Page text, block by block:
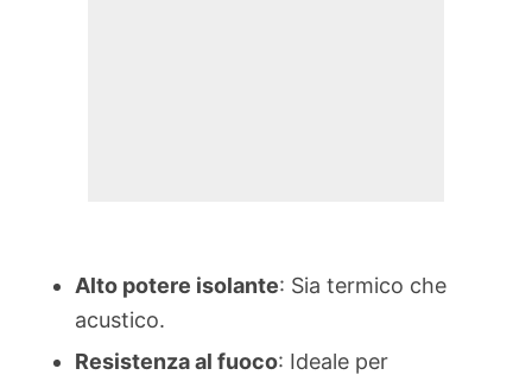
Alto potere isolante: Sia termico che
acustico.
Resistenza al fuoco: Ideale per